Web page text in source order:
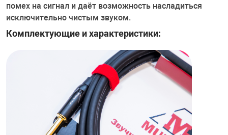
помех на сигнал и даёт возможность насладиться
исключительно чистым звуком.
Комплектующие и характеристики: